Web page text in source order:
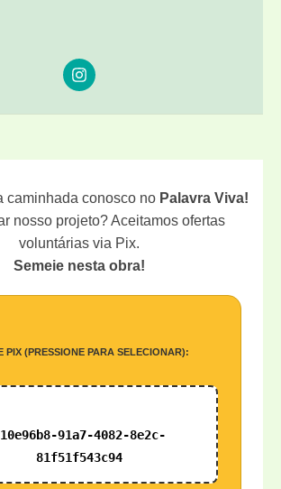
caminhada conosco no Palavra Viva!
nosso projeto? Aceitamos ofertas
voluntárias via Pix.
Semeie nesta obra!
PIX (PRESSIONE PARA SELECIONAR):
91a7-4082-8e2c-
81f51f543c94